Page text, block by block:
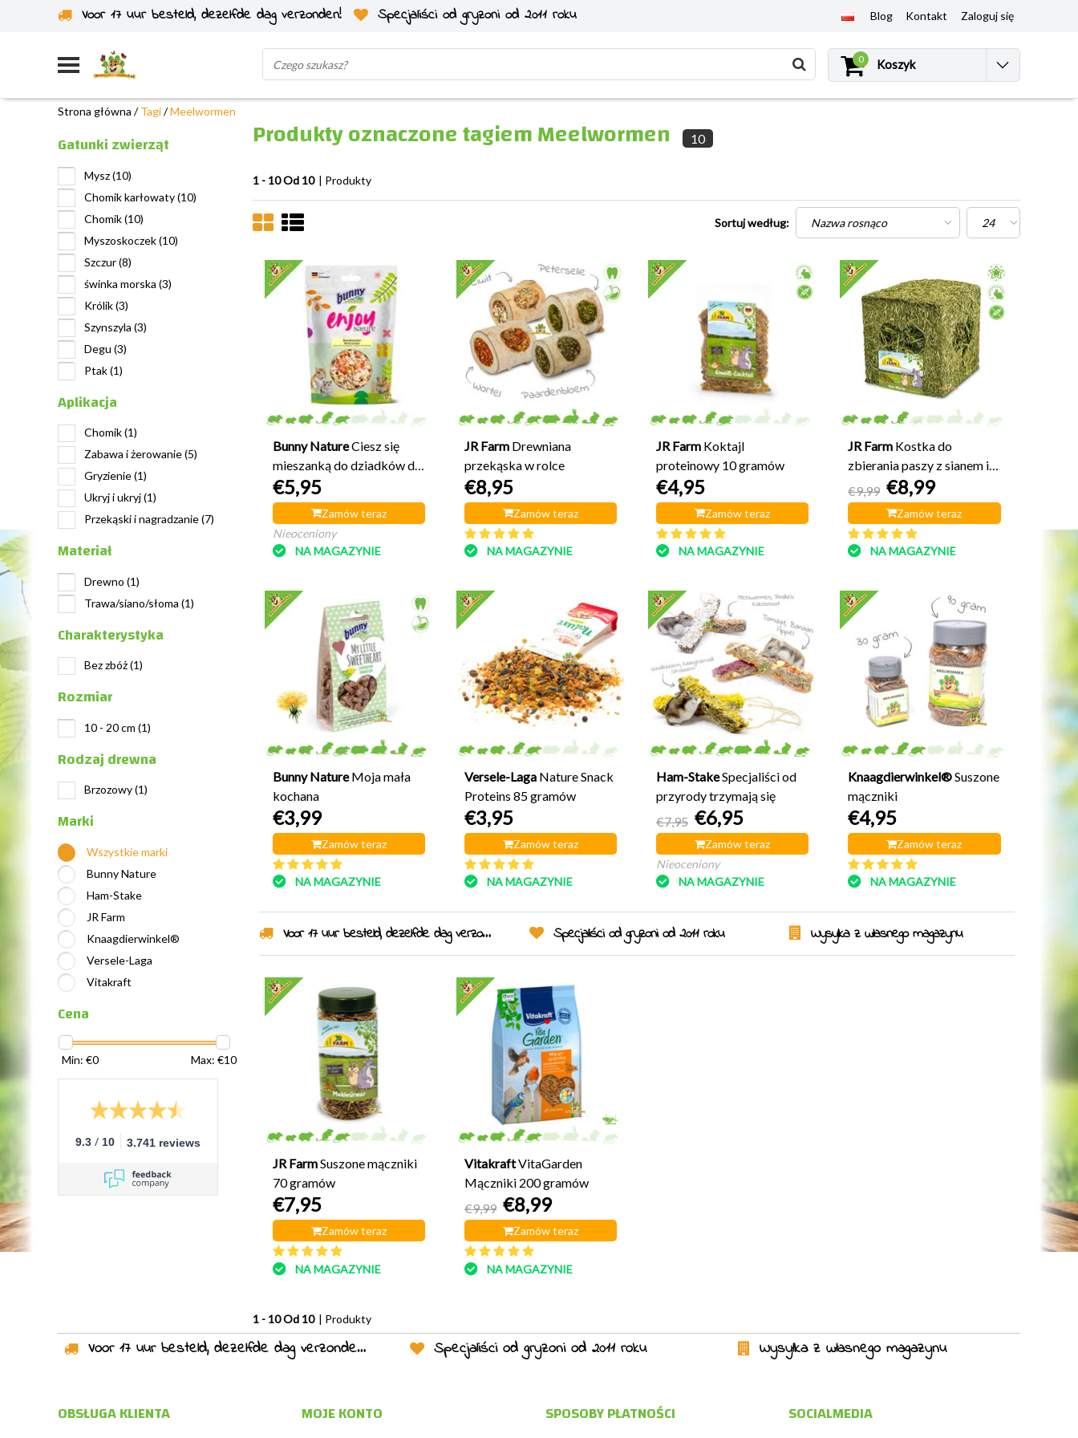
Voor 17 uur besteld, dezelfde dag verzonden!
Specjaliści od gryzoni od 2011 roku
Wysyłka z własnego magazynu
Blog Kontakt Zaloguj się
0 Koszyk
Strona główna /Tagi/Meelwormen
Gatunki zwierząt
Mysz(10)
Chomik karłowaty(10)
Chomik(10)
Myszoskoczek(10)
Szczur(8)
świnka morska (3)
Królik(3)
Szynszyla (3)
Degu (3)
Ptak(1)
Aplikacja
Chomik(1)
Zabawa i żerowanie(5)
Gryzienie(1)
Ukryj i ukryj(1)
Przekąski i nagradzanie(7)
Materiał
Drewno (1)
Trawa/siano/słoma (1)
Charakterystyka
Bez zbóż(1)
Rozmiar
10 - 20 cm (1)
Rodzaj drewna
Brzozowy(1)
Marki
Wszystkie marki
Bunny Nature
Ham-Stake
JR Farm
Knaagdierwinkel®
Versele-Laga
Vitakraft
Cena
Min: €0 Max: €10
9.3 / 10 3.741 reviews
Produkty oznaczone tagiem Meelwormen 10
1 - 10 Od 10 | Produkty
Sortuj według:
Bunny NatureCiesz się
mieszanką do dziadków do
orzechów Nature
€5,95
Zamów teraz
Nieoceniony
NA MAGAZYNIE
JR Farm Drewniana
przekąska w rolce
€8,95
Zamów teraz
NA MAGAZYNIE
JR Farm Koktajl
proteinowy 10 gramów
€4,95
Zamów teraz
NA MAGAZYNIE
JR Farm Kostka do
zbierania paszy z sianem i
mącznikami 12 cm
€9,99 €8,99
Zamów teraz
NA MAGAZYNIE
Bunny Nature Moja mała
kochana
€3,99
Zamów teraz
NA MAGAZYNIE
Versele-Laga Nature Snack
Proteins 85 gramów
€3,95
Zamów teraz
NA MAGAZYNIE
Ham-StakeSpecjaliści od
przyrody trzymają się
€7,95 €6,95
Zamów teraz
Nieoceniony
NA MAGAZYNIE
Knaagdierwinkel®Suszone
mączniki
€4,95
Zamów teraz
NA MAGAZYNIE
Voor 17 uur besteld, dezelfde dag verzonden! Specjaliści od gryzoni od 2011 roku Wysyłka z własnego magazynu
JR FarmSuszone mączniki
70 gramów
€7,95
Zamów teraz
NA MAGAZYNIE
VitakraftVitaGarden
Mączniki 200 gramów
€9,99 €8,99
Zamów teraz
NA MAGAZYNIE
1 - 10 Od 10 | Produkty
Voor 17 uur besteld, dezelfde dag verzonden! Specjaliści od gryzoni od 2011 roku Wysyłka z własnego magazynu
OBSŁUGA KLIENTA MOJE KONTO SPOSOBY PŁATNOŚCI SOCIALMEDIA